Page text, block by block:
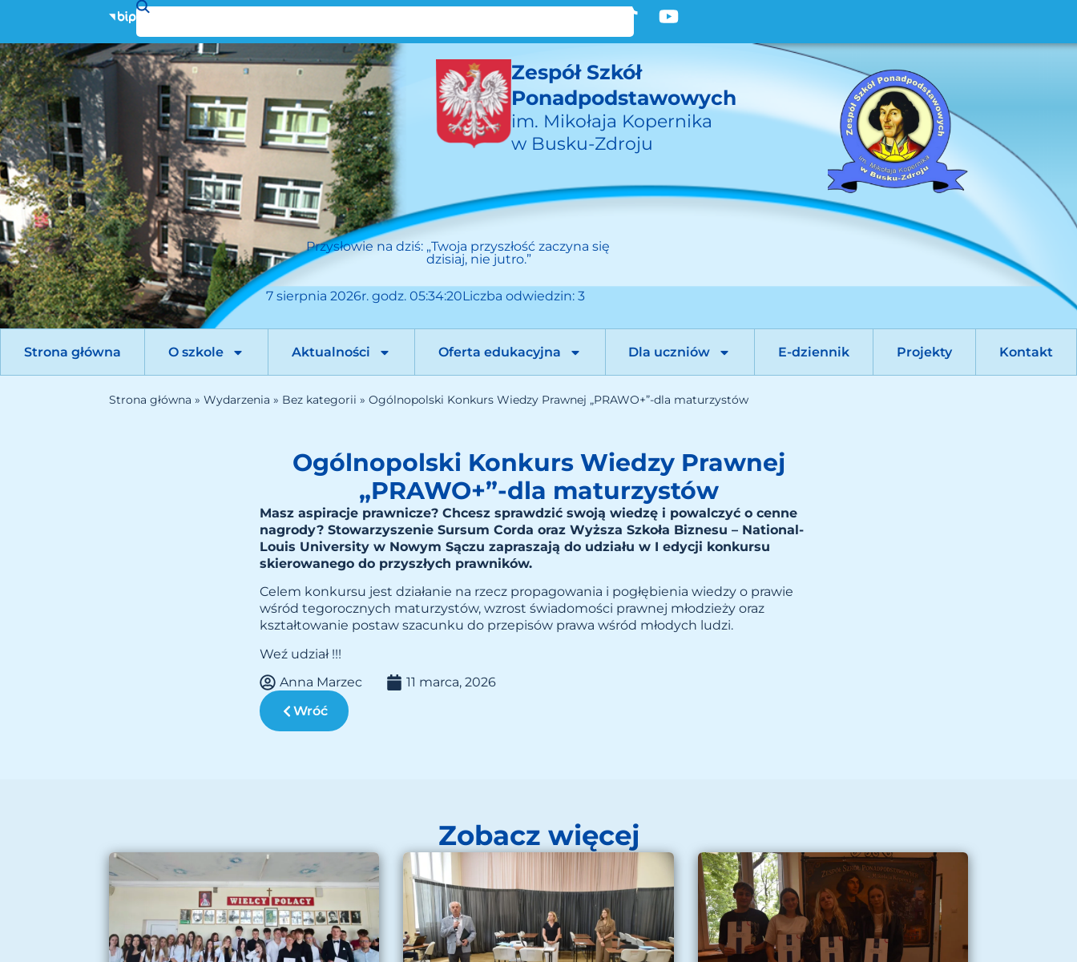
Zespół Szkół
Ponadpodstawowych
im. Mikołaja Kopernika
w Busku-Zdroju
Przysłowie na dziś: „Twoja przyszłość zaczyna się
dzisiaj, nie jutro.”
7 sierpnia 2026r. godz. 05:34:20Liczba odwiedzin: 3
Strona główna O szkole Aktualności Oferta edukacyjna Dla uczniów E-dziennik Projekty Kontakt
Strona główna » Wydarzenia » Bez kategorii » Ogólnopolski Konkurs Wiedzy Prawnej „PRAWO+”-dla maturzystów
Ogólnopolski Konkurs Wiedzy Prawnej
„PRAWO+”-dla maturzystów
Masz aspiracje prawnicze? Chcesz sprawdzić swoją wiedzę i powalczyć o cenne
nagrody? Stowarzyszenie Sursum Corda oraz Wyższa Szkoła Biznesu – National-
Louis University w Nowym Sączu zapraszają do udziału w I edycji konkursu
skierowanego do przyszłych prawników.
Celem konkursu jest działanie na rzecz propagowania i pogłębienia wiedzy o prawie
wśród tegorocznych maturzystów, wzrost świadomości prawnej młodzieży oraz
kształtowanie postaw szacunku do przepisów prawa wśród młodych ludzi.
Weź udział !!!
Anna Marzec
11 marca, 2026
Wróć
Zobacz więcej